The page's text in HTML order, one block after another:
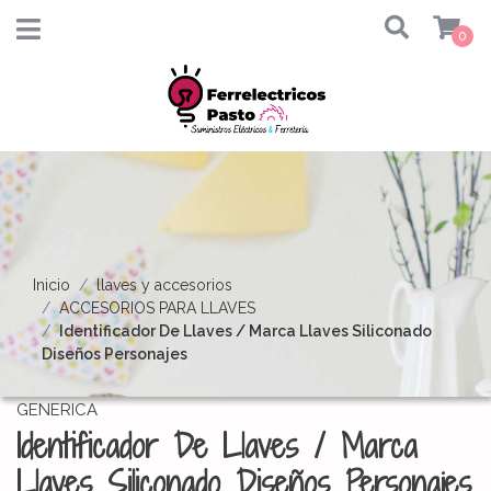
0
Inicio
llaves y accesorios
ACCESORIOS PARA LLAVES
Identificador De Llaves / Marca Llaves Siliconado
Diseños Personajes
GENERICA
Identificador De Llaves / Marca